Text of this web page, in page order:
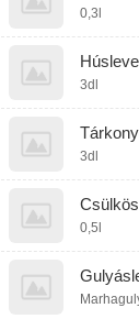
0,3l
3dl
3dl
0,5l